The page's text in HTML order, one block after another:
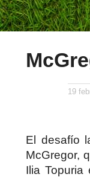
19
El desafío
McGregor,
Ilia Topuria